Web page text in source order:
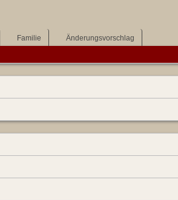
Familie
Änderungsvorschlag